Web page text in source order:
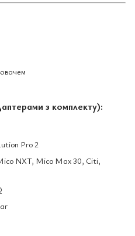
з комплекту):
Pro 2
NXT, Mico Max 30, Citi,